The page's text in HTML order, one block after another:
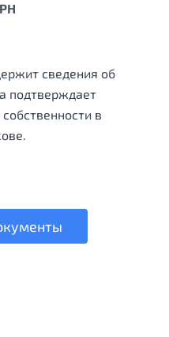
сведения об
подтверждает
в